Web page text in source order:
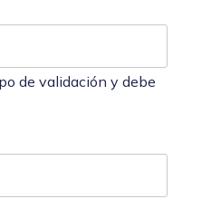
de validación y debe